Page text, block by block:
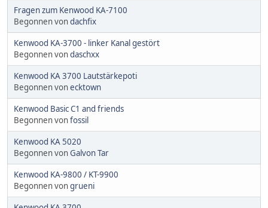
Fragen zum Kenwood KA-7100
Begonnen vondachfix
Kenwood KA-3700 - linker Kanal gestört
Begonnen vondaschxx
Kenwood KA 3700 Lautstärkepoti
Begonnen vonecktown
Kenwood Basic C1 and friends
Begonnen vonfossil
Kenwood KA 5020
Begonnen vonGalvon Tar
Kenwood KA-9800 / KT-9900
Begonnen vongrueni